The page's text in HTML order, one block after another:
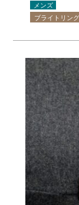
メンズ
ブライトリング